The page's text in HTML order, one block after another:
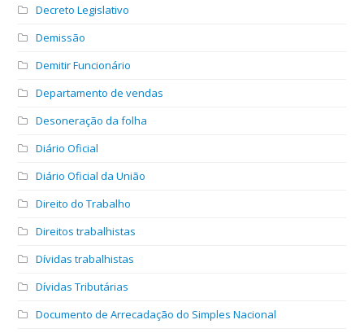
Decreto Legislativo
Demissão
Demitir Funcionário
Departamento de vendas
Desoneração da folha
Diário Oficial
Diário Oficial da União
Direito do Trabalho
Direitos trabalhistas
Dívidas trabalhistas
Dívidas Tributárias
Documento de Arrecadação do Simples Nacional